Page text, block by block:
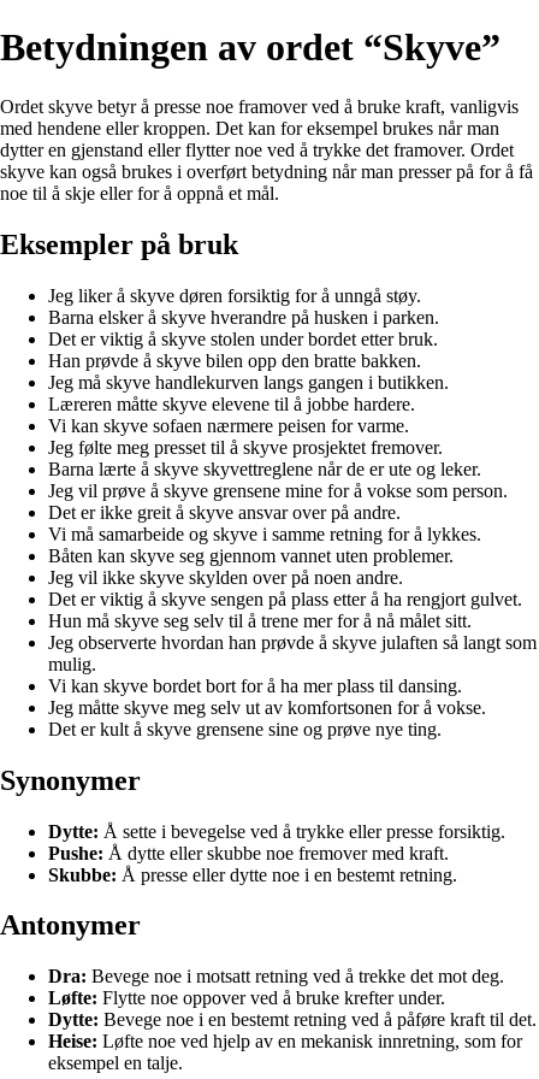
Betydningen av ordet “Skyve”
Ordet skyve betyr å presse noe framover ved å bruke kraft, vanligvis
med hendene eller kroppen. Det kan for eksempel brukes når man
dytter en gjenstand eller flytter noe ved å trykke det framover. Ordet
skyve kan også brukes i overført betydning når man presser på for å få
noe til å skje eller for å oppnå et mål.
Eksempler på bruk
Jeg liker å skyve døren forsiktig for å unngå støy.
Barna elsker å skyve hverandre på husken i parken.
Det er viktig å skyve stolen under bordet etter bruk.
Han prøvde å skyve bilen opp den bratte bakken.
Jeg må skyve handlekurven langs gangen i butikken.
Læreren måtte skyve elevene til å jobbe hardere.
Vi kan skyve sofaen nærmere peisen for varme.
Jeg følte meg presset til å skyve prosjektet fremover.
Barna lærte å skyve skyvettreglene når de er ute og leker.
Jeg vil prøve å skyve grensene mine for å vokse som person.
Det er ikke greit å skyve ansvar over på andre.
Vi må samarbeide og skyve i samme retning for å lykkes.
Båten kan skyve seg gjennom vannet uten problemer.
Jeg vil ikke skyve skylden over på noen andre.
Det er viktig å skyve sengen på plass etter å ha rengjort gulvet.
Hun må skyve seg selv til å trene mer for å nå målet sitt.
Jeg observerte hvordan han prøvde å skyve julaften så langt som
mulig.
Vi kan skyve bordet bort for å ha mer plass til dansing.
Jeg måtte skyve meg selv ut av komfortsonen for å vokse.
Det er kult å skyve grensene sine og prøve nye ting.
Synonymer
Dytte: Å sette i bevegelse ved å trykke eller presse forsiktig.
Pushe: Å dytte eller skubbe noe fremover med kraft.
Skubbe: Å presse eller dytte noe i en bestemt retning.
Antonymer
Dra: Bevege noe i motsatt retning ved å trekke det mot deg.
Løfte: Flytte noe oppover ved å bruke krefter under.
Dytte: Bevege noe i en bestemt retning ved å påføre kraft til det.
Heise: Løfte noe ved hjelp av en mekanisk innretning, som for
eksempel en talje.